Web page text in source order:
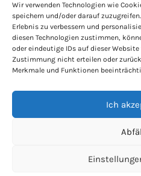
Wir verwenden Technologien wie
speichern und/oder darauf
Erlebnis zu verbessern und
diesen Technologien zustimmen,
oder eindeutige IDs auf dieser Website
Zustimmung nicht erteilen oder
Merkmale und Funktionen
Ich
Cookie-
Haus